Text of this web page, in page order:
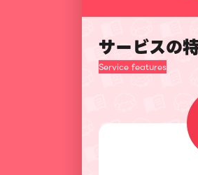
サービスの
Service features